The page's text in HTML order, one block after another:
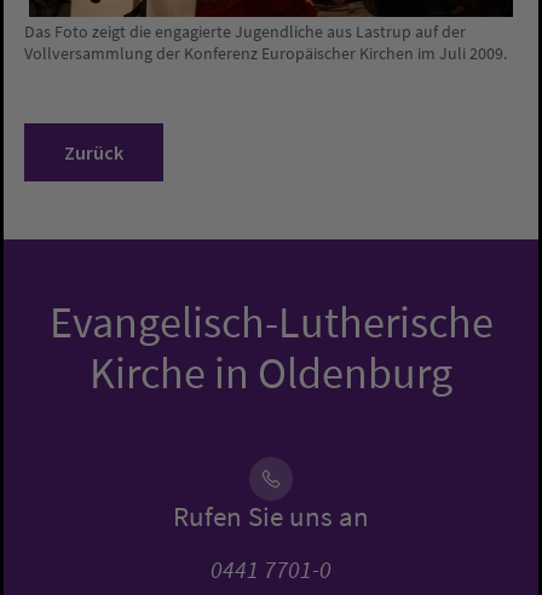
Das Foto zeigt die engagierte Jugendliche aus Lastrup auf der
Vollversammlung der Konferenz Europäischer Kirchen im Juli 2009.
Zurück
Evangelisch-Lutherische
Kirche in Oldenburg
Rufen Sie uns an
0441 7701-0